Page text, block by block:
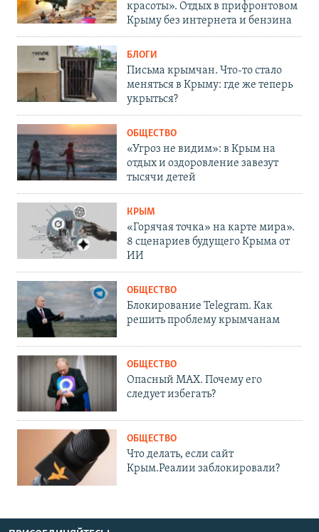
красоты». Отдых в прифронтовом
Крыму без интернета и бензина
БЛОГИ
Письма крымчан. Что-то стало
меняться в Крыму: где же теперь
укрыться?
ОБЩЕСТВО
«Угроз не видим»: в Крым на
отдых и оздоровление завезут
тысячи детей
КРЫМ
«Горячая точка» на карте мира».
8 сценариев будущего Крыма от
ИИ
ОБЩЕСТВО
Блокирование Telegram. Как
решить проблему крымчанам
ОБЩЕСТВО
Опасный MAX. Почему его
следует избегать?
ОБЩЕСТВО
Что делать, если сайт
Крым.Реалии заблокировали?